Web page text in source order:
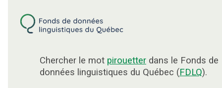
Chercher le mot pirouetter dans le Fonds de
données linguistiques du Québec (FDLQ).